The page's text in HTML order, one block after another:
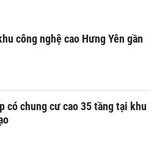
công nghệ cao Hưng Yên gần
có chung cư cao 35 tầng tại khu